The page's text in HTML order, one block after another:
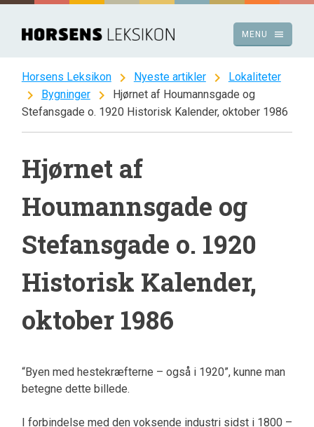
Spring
indhold
menu
MENU
Horsens Leksikon chevron_right Nyeste artikler chevron_right Lokaliteter
chevron_right Bygninger chevron_right
Hjørnet af Houmannsgade og
Stefansgade o. 1920 Historisk Kalender, oktober 1986
Hjørnet af
Houmannsgade og
Stefansgade o. 1920
Historisk Kalender,
oktober 1986
“Byen med hestekræfterne – også i 1920”, kunne man
betegne dette billede.
I forbindelse med den voksende industri sidst i 1800 –